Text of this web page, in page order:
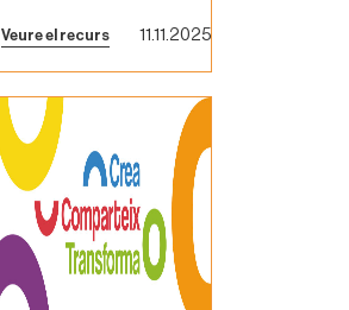
Veure el recurs 11.11.2025